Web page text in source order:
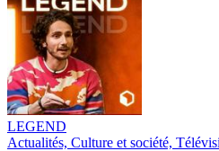
LEGEND
Actualités, Culture et société,